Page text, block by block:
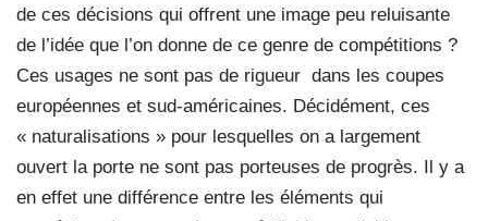
de ces décisions qui offrent une image peu reluisante
de l’idée que l’on donne de ce genre de compétitions ?
Ces usages ne sont pas de rigueur dans les coupes
européennes et sud-américaines. Décidément, ces
« naturalisations » pour lesquelles on a largement
ouvert la porte ne sont pas porteuses de progrès. Il y a
en effet une différence entre les éléments qui